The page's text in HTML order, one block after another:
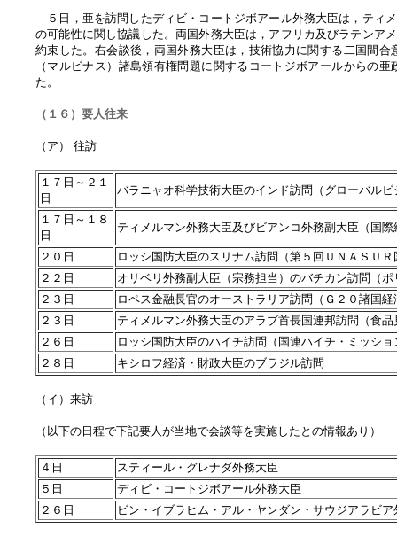
５日，亜を訪問したディビ・コートジボアール外務大臣は，ティ
の可能性に関し協議した。両国外務大臣は，アフリカ及びラテンア
約束した。右会談後，両国外務大臣は，技術協力に関する二国間
（マルビナス）諸島領有権問題に関するコートジボアールからの
た。
（１６）要人往来
（ア） 往訪
１７日～２１
日
バラニャオ科学技術大臣のインド訪問（グローバル
１７日～１８
日
ティメルマン外務大臣及びビアンコ外務副大臣（国
２０日
ロッシ国防大臣のスリナム訪問（第５回ＵＮＡＳＵ
２２日
オリベリ外務副大臣（宗務担当）のバチカン訪問（
２３日
ロペス金融長官のオーストラリア訪問（Ｇ２０諸国
２３日
ティメルマン外務大臣のアラブ首長国連邦訪問（食
２６日
ロッシ国防大臣のハイチ訪問（国連ハイチ・ミッシ
２８日
キシロフ経済・財政大臣のブラジル訪問
（イ）来訪
（以下の日程で下記要人が当地で会談等を実施したとの情報あり）
４日
スティール・グレナダ外務大臣
５日
ディビ・コートジボアール外務大臣
２６日
ビン・イブラヒム・アル・ヤンダン・サウジアラビア